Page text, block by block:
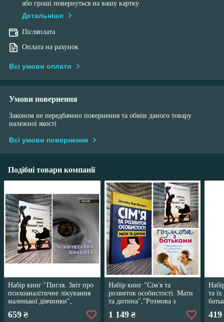
або гроші повернуться на вашу картку
Детальніше
Післяплата
Оплата на рахунок
Всі умови оплати
Умови повернення
Законом не передбачено повернення та обмін даного товару
належної якості
Всі умови повернення
Подібні товари компанії
Набір книг "Пигля. Звіт про
психоаналітичне лікування
маленької дівчинки",
"Репеня, сім'я та зовнішній
світ"
659 ₴
Набір книг "Сім'я та
розвиток особистості. Мати
та дитина","Розмова з
батьками","Ребенок, семья и
внешний мир"
1 149₴
та
419